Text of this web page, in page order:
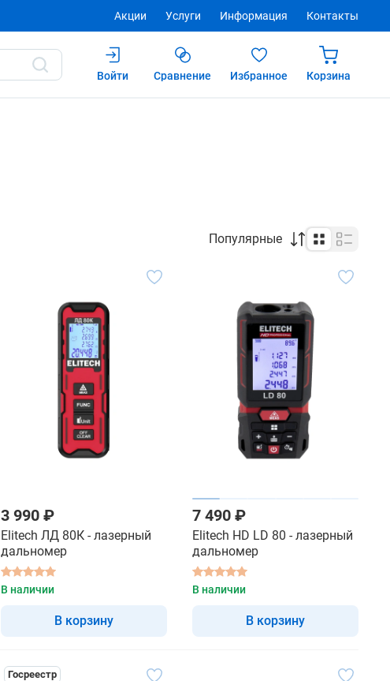
Акции Услуги Информация Контакты
Войти
Сравнение Избранное Корзина
Популярные
3 990 ₽
Elitech ЛД 80К - лазерный
дальномер
В наличии
В корзину
7 490 ₽
Elitech HD LD 80 - лазерный
дальномер
В наличии
В корзину
Госреестр